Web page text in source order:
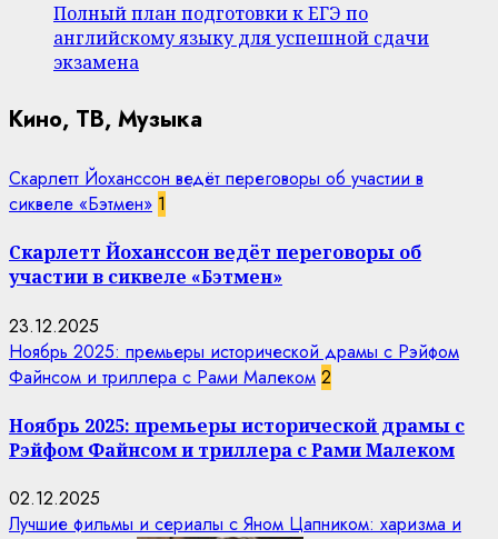
Полный план подготовки к ЕГЭ по
английскому языку для успешной сдачи
экзамена
Кино, ТВ, Музыка
Скарлетт Йоханссон ведёт переговоры об участии в
сиквеле «Бэтмен» 1
Скарлетт Йоханссон ведёт переговоры об
участии в сиквеле «Бэтмен»
23.12.2025
Ноябрь 2025: премьеры исторической драмы с Рэйфом
Файнсом и триллера с Рами Малеком 2
Ноябрь 2025: премьеры исторической драмы с
Рэйфом Файнсом и триллера с Рами Малеком
02.12.2025
Лучшие фильмы и сериалы с Яном Цапником: харизма и